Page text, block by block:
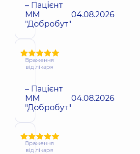
– Пацієнт
ММ
"Добробут"
04.08.2026
Враження
від лікаря
– Пацієнт
ММ
"Добробут"
04.08.2026
Враження
від лікаря